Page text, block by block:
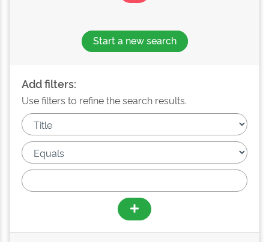
Start a new search
Add filters:
Use filters to refine the search results.